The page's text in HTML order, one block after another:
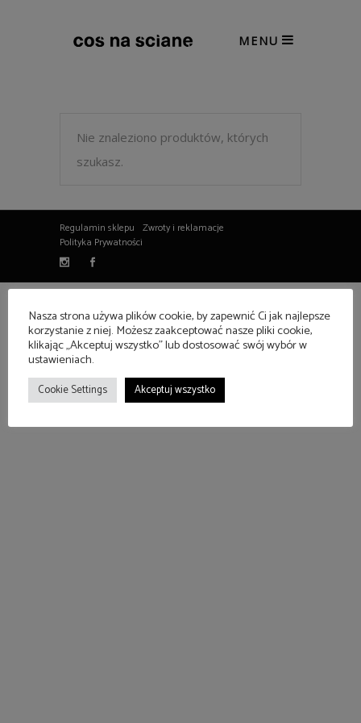
MENU
Nie znaleziono produktów, których
szukasz.
Regulamin sklepu Zwroty i reklamacje
Polityka Prywatności
Nasza strona używa plików cookie, by zapewnić Ci jak najlepsze
korzystanie z niej. Możesz zaakceptować nasze pliki cookie,
klikając „Akceptuj wszystko” lub dostosować swój wybór w
ustawieniach.
Cookie Settings Akceptuj wszystko